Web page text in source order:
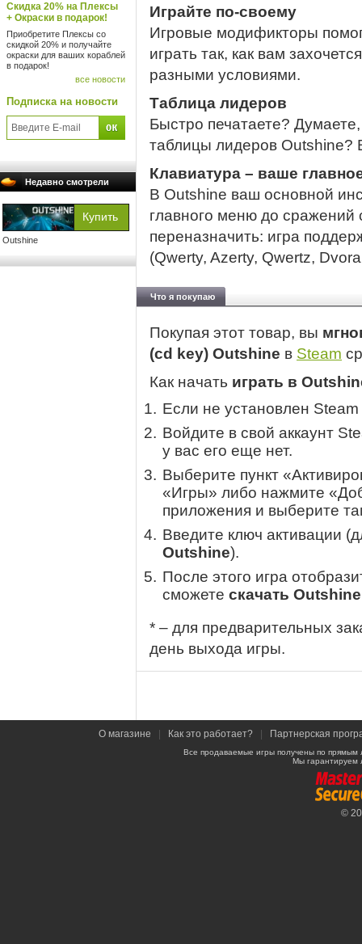
Скидка 20% на Плексы
+ Окраски в подарок!
Приобретите Плексы со
скидкой 20% и получайте
окраски для ваших кораблей
в подарок!
все новости
Подписка на новости
Недавно смотрели
Outshine
Играйте по-своему
Игровые модификторы
играть так, как вам
разными условиями.
Таблица лидеров
Быстро печатаете?
таблицы лидеров Outshine?
Клавиатура – ваше
В Outshine ваш основной
главного меню до
переназначить: игра
(Qwerty, Azerty, Qwertz,
Что я покупаю
Покупая этот товар, вы
(cd key) Outshine в Steam
Как начать играть в
Если не установлен
Войдите в свой аккаунт
у вас его еще нет.
Выберите пункт
«Игры» либо нажмите
приложения и выберите
Введите ключ активации
Outshine).
После этого игра
сможете скачать Outshine
* – для предварительных
день выхода игры.
О магазине Как это работает? Партнерская
Все продаваемые игры получены по
Мы гарантируем
©